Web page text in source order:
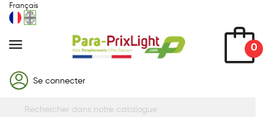
Français
0
Se connecter